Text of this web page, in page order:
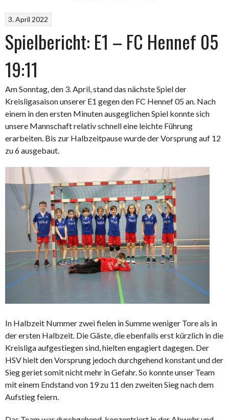
3. April 2022
Spielbericht: E1 – FC Hennef 05
19:11
Am Sonntag, den 3. April, stand das nächste Spiel der
Kreisligasaison unserer E1 gegen den FC Hennef 05 an. Nach
einem in den ersten Minuten ausgeglichen Spiel konnte sich
unsere Mannschaft relativ schnell eine leichte Führung
erarbeiten. Bis zur Halbzeitpause wurde der Vorsprung auf 12
zu 6 ausgebaut.
In Halbzeit Nummer zwei fielen in Summe weniger Tore als in
der ersten Halbzeit. Die Gäste, die ebenfalls erst kürzlich in die
Kreisliga aufgestiegen sind, hielten engagiert dagegen. Der
HSV hielt den Vorsprung jedoch durchgehend konstant und der
Sieg geriet somit nicht mehr in Gefahr. So konnte unser Team
mit einem Endstand von 19 zu 11 den zweiten Sieg nach dem
Aufstieg feiern.